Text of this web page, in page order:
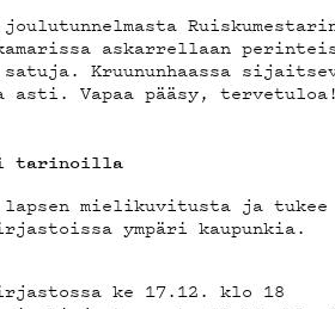
joulutunnelmasta
askarrellaan
Kruununhaassa
asti. Vapaa pääsy,
tarinoilla
mielikuvitusta ja
ympäri kaupunkia.
ke 17.12. klo 18